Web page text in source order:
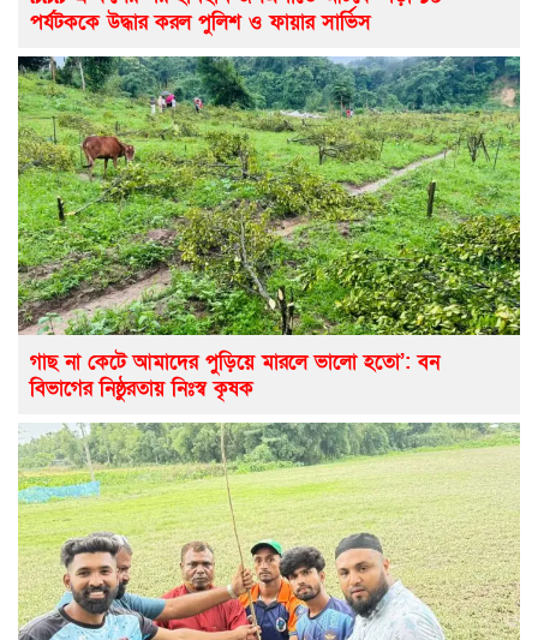
পর্যটককে উদ্ধার করল পুলিশ ও ফায়ার সার্ভিস
গাছ না কেটে আমাদের পুড়িয়ে মারলে ভালো হতো’: বন
বিভাগের নিষ্ঠুরতায় নিঃস্ব কৃষক